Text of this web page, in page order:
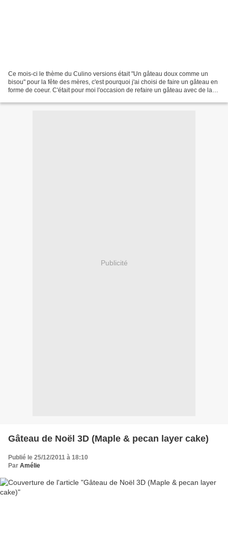
Ce mois-ci le thème du Culino versions était "Un gâteau doux comme un
bisou" pour la fête des mères, c'est pourquoi j'ai choisi de faire un gâteau en
forme de coeur. C'était pour moi l'occasion de refaire un gâteau avec de la
Publicité
Gâteau de Noël 3D (Maple & pecan layer cake)
Publié le 25/12/2011 à 18:10
Par Amélie